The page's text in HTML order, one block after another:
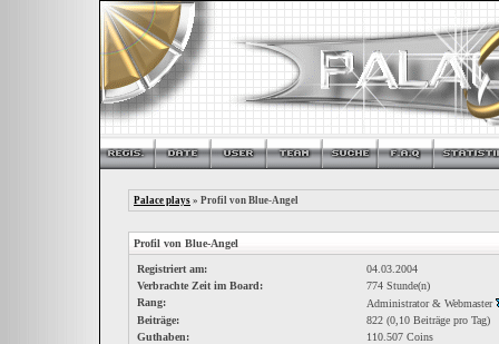
Palace plays » Profil von Blue-Angel
Profil von Blue-Angel
Registriert am:
04.03.2004
Verbrachte Zeit im Board:
774 Stunde(n)
Rang:
Administrator & Webmaster
Beiträge:
822 (0,10 Beiträge pro Tag)
Guthaben:
110.507 Coins